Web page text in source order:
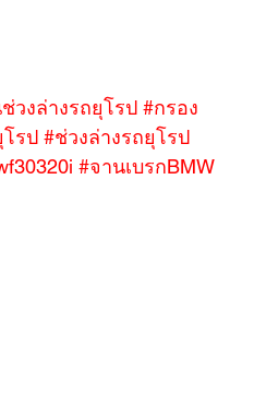
วงล่างรถยุโรป #กรอง
รป #ช่วงล่างรถยุโรป
#จานเบรกBMW